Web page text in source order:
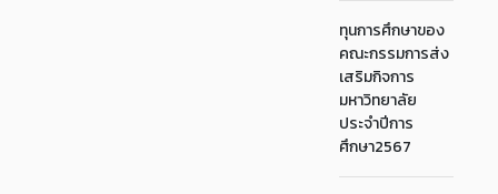
ทุนการศึกษาของ
คณะกรรมการส่ง
เสริมกิจการ
มหาวิทยาลัย
ประจำปีการ
ศึกษา2567